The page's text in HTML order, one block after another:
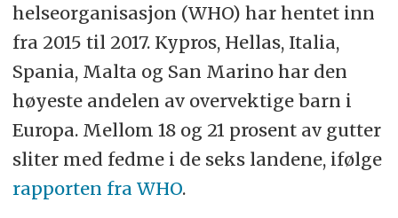
helseorganisasjon (WHO) har hentet inn
fra 2015 til 2017. Kypros, Hellas, Italia,
Spania, Malta og San Marino har den
høyeste andelen av overvektige barn i
Europa. Mellom 18 og 21 prosent av gutter
sliter med fedme i de seks landene, ifølge
rapporten fra WHO.